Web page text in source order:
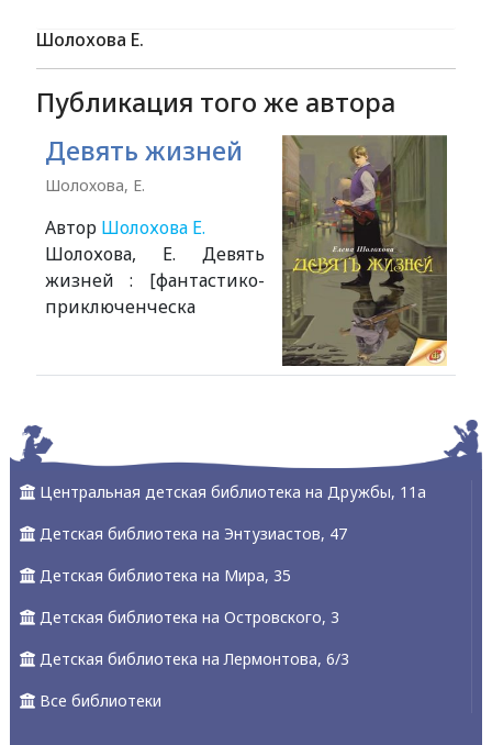
Шолохова Е.
Публикация того же автора
Девять жизней
Шолохова, Е.
Автор Шолохова Е.
Шолохова, Е. Девять
жизней : [фантастико-
приключенческа
Центральная детская библиотека на Дружбы, 11а
Детская библиотека на Энтузиастов, 47
Детская библиотека на Мира, 35
Детская библиотека на Островского, 3
Детская библиотека на Лермонтова, 6/3
Все библиотеки